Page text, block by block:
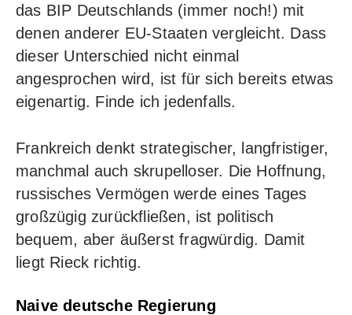
das BIP Deutschlands (immer noch!) mit
denen anderer EU-Staaten vergleicht. Dass
dieser Unterschied nicht einmal
angesprochen wird, ist für sich bereits etwas
eigenartig. Finde ich jedenfalls.
Frankreich denkt strategischer, langfristiger,
manchmal auch skrupelloser. Die Hoffnung,
russisches Vermögen werde eines Tages
großzügig zurückfließen, ist politisch
bequem, aber äußerst fragwürdig. Damit
liegt Rieck richtig.
Naive deutsche Regierung